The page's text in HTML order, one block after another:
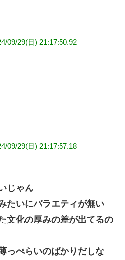
09/29(日) 21:17:50.92
09/29(日) 21:17:57.18
じゃん
たいにバラエティが無い
文化の厚みの差が出てるの
っぺらいのばかりだしな